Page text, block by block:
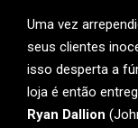
Uma vez
seus clientes
isso desperta a
loja é então
Ryan Dallion